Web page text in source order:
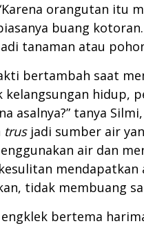
orangutan
buang
tanaman atau
bertambah saat
hidup,
asalnya?” tanya Silmi,
trusjadi sumber air
air dan
tidak membuang
bertema